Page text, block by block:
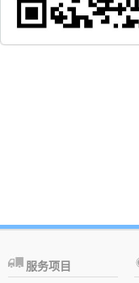
服务项目